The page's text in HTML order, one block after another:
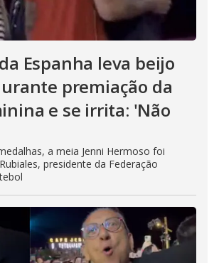
Espanha leva beijo
premiação da
e se irrita: 'Não
a meia Jenni Hermoso foi
presidente da Federação